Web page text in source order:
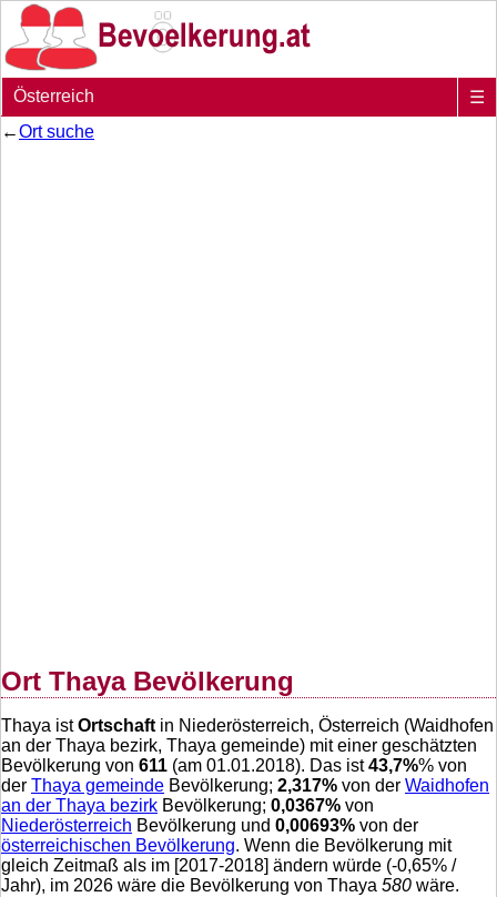
Österreich
☰
←Ort suche
Ort Thaya Bevölkerung
Thaya istOrtschaft in Niederösterreich, Österreich (Waidhofen
an der Thaya bezirk, Thaya gemeinde) mit einer geschätzten
Bevölkerung von 611 (am 01.01.2018). Das ist43,7%% von
der Thaya gemeinde Bevölkerung; 2,317% von der Waidhofen
an der Thaya bezirk Bevölkerung; 0,0367% von
Niederösterreich Bevölkerung und 0,00693% von der
österreichischen Bevölkerung. Wenn die Bevölkerung mit
gleich Zeitmaß als im [2017-2018] ändern würde (-0,65% /
Jahr), im 2026 wäre die Bevölkerung von Thaya 580 wäre.